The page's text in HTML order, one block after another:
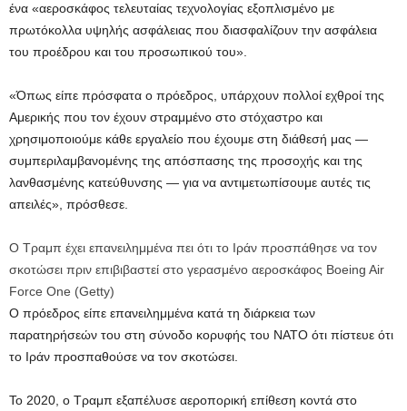
ένα «αεροσκάφος τελευταίας τεχνολογίας εξοπλισμένο με
πρωτόκολλα υψηλής ασφάλειας που διασφαλίζουν την ασφάλεια
του προέδρου και του προσωπικού του».
«Όπως είπε πρόσφατα ο πρόεδρος, υπάρχουν πολλοί εχθροί της
Αμερικής που τον έχουν στραμμένο στο στόχαστρο και
χρησιμοποιούμε κάθε εργαλείο που έχουμε στη διάθεσή μας —
συμπεριλαμβανομένης της απόσπασης της προσοχής και της
λανθασμένης κατεύθυνσης — για να αντιμετωπίσουμε αυτές τις
απειλές», πρόσθεσε.
Ο Τραμπ έχει επανειλημμένα πει ότι το Ιράν προσπάθησε να τον
σκοτώσει πριν επιβιβαστεί στο γερασμένο αεροσκάφος Boeing Air
Force One (Getty)
Ο πρόεδρος είπε επανειλημμένα κατά τη διάρκεια των
παρατηρήσεών του στη σύνοδο κορυφής του ΝΑΤΟ ότι πίστευε ότι
το Ιράν προσπαθούσε να τον σκοτώσει.
Το 2020, ο Τραμπ εξαπέλυσε αεροπορική επίθεση κοντά στο